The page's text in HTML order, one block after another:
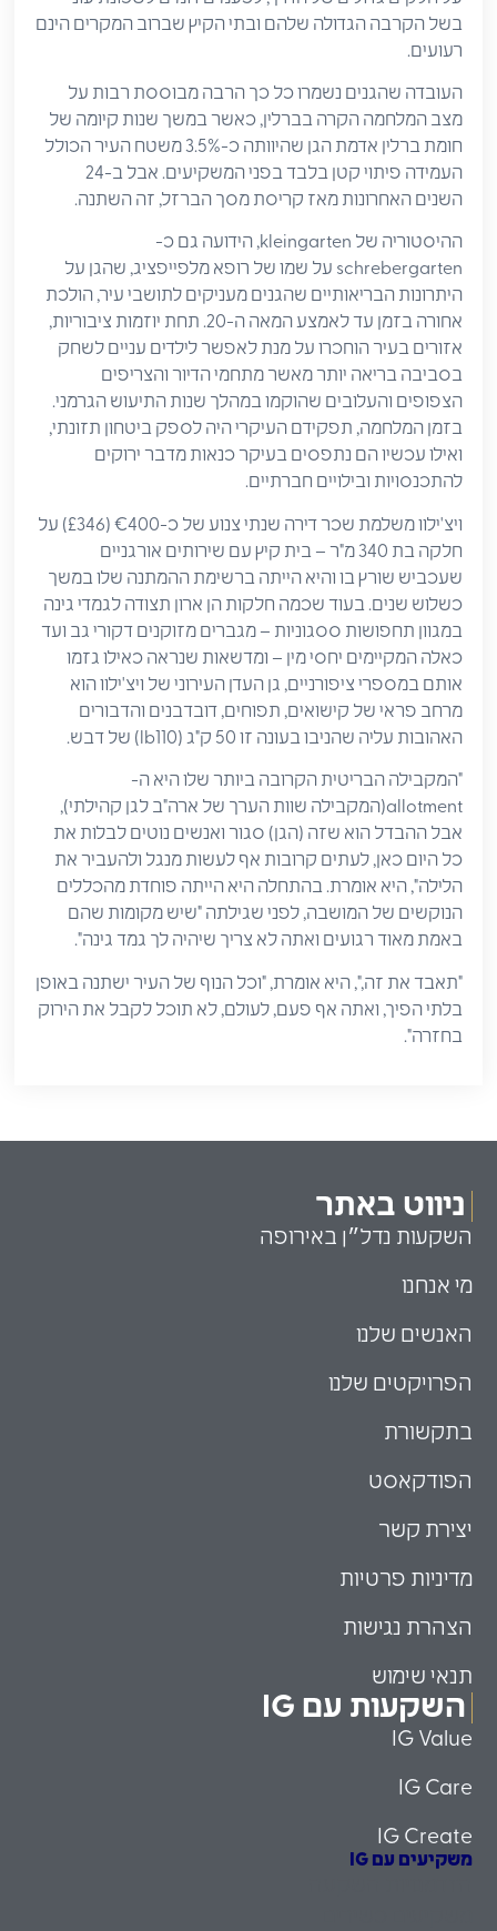
בשל הקרבה הגדולה שלהם ובתי הקיץ שברוב המקרים הינם
רעועים.
העובדה שהגנים נשמרו כל כך הרבה מבוססת רבות על
מצב המלחמה הקרה בברלין, כאשר במשך שנות קיומה של
חומת ברלין אדמת הגן שהיוותה כ-3.5% משטח העיר הכולל
העמידה פיתוי קטן בלבד בפני המשקיעים. אבל ב-24
השנים האחרונות מאז קריסת מסך הברזל, זה השתנה.
ההיסטוריה של kleingarten, הידועה גם כ-
schrebergarten על שמו של רופא מלפייפציג, שהגן על
היתרונות הבריאותיים שהגנים מעניקים לתושבי עיר, הולכת
אחורה בזמן עד לאמצע המאה ה-20. תחת יוזמות ציבוריות,
אזורים בעיר הוחכרו על מנת לאפשר לילדים עניים לשחק
בסביבה בריאה יותר מאשר מתחמי הדיור והצריפים
הצפופים והעלובים שהוקמו במהלך שנות התיעוש הגרמני.
בזמן המלחמה, תפקידם העיקרי היה לספק ביטחון תזונתי,
ואילו עכשיו הם נתפסים בעיקר כנאות מדבר ירוקים
להתכנסויות ובילויים חברתיים.
ויצ'ילוו משלמת שכר דירה שנתי צנוע של כ-€400 (£346) על
חלקה בת 340 מ"ר – בית קיץ עם שירותים אורגניים
שעכביש שורץ בו והיא הייתה ברשימת ההמתנה שלו במשך
כשלוש שנים. בעוד שכמה חלקות הן ארון תצודה לגמדי גינה
במגוון תחפושות ססגוניות – מגברים מזוקנים דקורי גב ועד
כאלה המקיימים יחסי מין – ומדשאות שנראה כאילו גזמו
אותם במספרי ציפורניים, גן העדן העירוני של ויצ'ילוו הוא
מרחב פראי של קישואים, תפוחים, דובדבנים והדבורים
האהובות עליה שהניבו בעונה זו 50 ק"ג (lb110) של דבש.
"המקבילה הבריטית הקרובה ביותר שלו היא ה-
allotment(המקבילה שוות הערך של ארה"ב לגן קהילתי),
אבל ההבדל הוא שזה (הגן) סגור ואנשים נוטים לבלות את
כל היום כאן, לעתים קרובות אף לעשות מנגל ולהעביר את
הלילה", היא אומרת. בהתחלה היא הייתה פוחדת מהכללים
הנוקשים של המושבה, לפני שגילתה "שיש מקומות שהם
באמת מאוד רגועים ואתה לא צריך שיהיה לך גמד גינה".
"תאבד את זה,", היא אומרת, "וכל הנוף של העיר ישתנה באופן
בלתי הפיך, ואתה אף פעם, לעולם, לא תוכל לקבל את הירוק
בחזרה".
ניווט באתר
השקעות נדל״ן באירופה
מי אנחנו
האנשים שלנו
הפרויקטים שלנו
בתקשורת
הפודקאסט
יצירת קשר
מדיניות פרטיות
הצהרת נגישות
תנאי שימוש
השקעות עם IG
IG Value
IG Care
IG Create
משקיעים עם IG